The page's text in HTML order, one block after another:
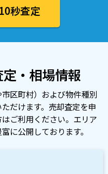
秒査定
・相場情報
区町村）および物件種別
だけます。売却査定を申
ご利用ください。エリア
に公開しております。